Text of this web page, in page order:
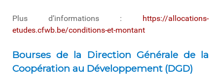
Plus d’informations : https://allocations-
etudes.cfwb.be/conditions-et-montant
Bourses de la Direction Générale de la
Coopération au Développement (DGD)